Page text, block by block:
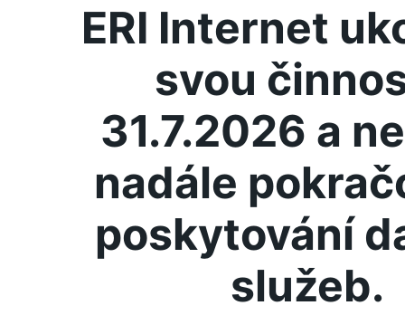
ERI Internet
svou
31.7.2026 a
nadále
poskytování
služeb.